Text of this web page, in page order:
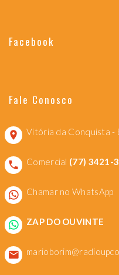
Facebook
Fale Conosco
Vitória da Conquista -
Comercial (77) 3421-
Chamar no WhatsApp
ZAP DO OUVINTE